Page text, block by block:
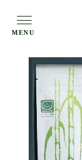
MENU
HOME